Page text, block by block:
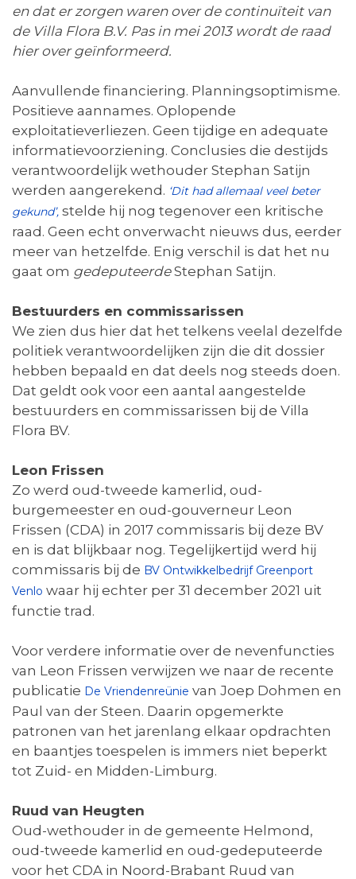
en dat er zorgen waren over de continuïteit van
de Villa Flora B.V. Pas in mei 2013 wordt de raad
hier over geïnformeerd.
Aanvullende financiering. Planningsoptimisme.
Positieve aannames. Oplopende
exploitatieverliezen. Geen tijdige en adequate
informatievoorziening. Conclusies die destijds
verantwoordelijk wethouder Stephan Satijn
werden aangerekend. ‘Dit had allemaal veel beter
gekund’, stelde hij nog tegenover een kritische
raad. Geen echt onverwacht nieuws dus, eerder
meer van hetzelfde. Enig verschil is dat het nu
gaat om gedeputeerdeStephan Satijn.
Bestuurders en commissarissen
We zien dus hier dat het telkens veelal dezelfde
politiek verantwoordelijken zijn die dit dossier
hebben bepaald en dat deels nog steeds doen.
Dat geldt ook voor een aantal aangestelde
bestuurders en commissarissen bij de Villa
Flora BV.
Leon Frissen
Zo werd oud-tweede kamerlid, oud-
burgemeester en oud-gouverneur Leon
Frissen (CDA) in 2017 commissaris bij deze BV
en is dat blijkbaar nog. Tegelijkertijd werd hij
commissaris bij de BV Ontwikkelbedrijf Greenport
Venlo waar hij echter per 31 december 2021 uit
functie trad.
Voor verdere informatie over de nevenfuncties
van Leon Frissen verwijzen we naar de recente
publicatie De Vriendenreünie van Joep Dohmen en
Paul van der Steen. Daarin opgemerkte
patronen van het jarenlang elkaar opdrachten
en baantjes toespelen is immers niet beperkt
tot Zuid- en Midden-Limburg.
Ruud van Heugten
Oud-wethouder in de gemeente Helmond,
oud-tweede kamerlid en oud-gedeputeerde
voor het CDA in Noord-Brabant Ruud van